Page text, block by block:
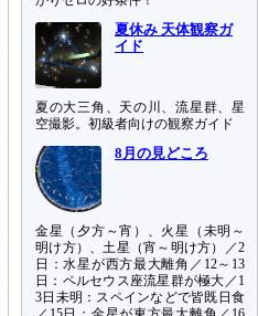
夏休み 天体観察ガ
イド
夏の大三角、天の川、流星群、星
空撮影。初級者向けの観察ガイド
8月の見どころ
金星（夕方～宵）、火星（未明～
明け方）、土星（宵～明け方）／2
日：水星が西方最大離角／12～13
日：ペルセウス座流星群が極大／1
3日未明：スペインなどで皆既日食